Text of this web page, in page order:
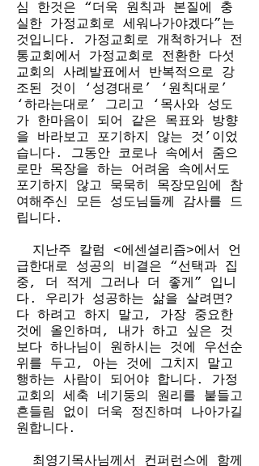
심 한것은 “더욱 원칙과 본질에 충
실한 가정교회로 세워나가야겠다”는
것입니다. 가정교회로 개척하거나 전
통교회에서 가정교회로 전환한 다섯
교회의 사례발표에서 반복적으로 강
조된 것이 ‘성경대로’ ‘원칙대로’
‘하라는대로’ 그리고 ‘목사와 성도
가 한마음이 되어 같은 목표와 방향
을 바라보고 포기하지 않는 것’이었
습니다. 그동안 코로나 속에서 줌으
로만 목장을 하는 어려움 속에서도
포기하지 않고 묵묵히 목장모임에 참
여해주신 모든 성도님들께 감사를 드
립니다.
급한대로 성공의 비결은 “선택과 집
중, 더 적게 그러나 더 좋게” 입니
다. 우리가 성공하는 삶을 살려면?
다 하려고 하지 말고, 가장 중요한
것에 올인하며, 내가 하고 싶은 것
보다 하나님이 원하시는 것에 우선순
위를 두고, 아는 것에 그치지 말고
행하는 사람이 되어야 합니다. 가정
교회의 세축 네기둥의 원리를 붙들고
흔들림 없이 더욱 정진하며 나아가길
원합니다.